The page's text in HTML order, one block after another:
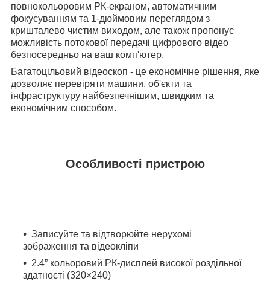
повнокольоровим РК-екраном, автоматичним
фокусуванням та 1-дюймовим переглядом з
кришталево чистим виходом, але також пропонує
можливість потокової передачі цифрового відео
безпосередньо на ваш комп'ютер.
Багатоцільовий відеоскоп - це економічне рішення, яке
дозволяє перевіряти машини, об'єкти та
інфраструктуру найбезпечнішим, швидким та
економічним способом.
Особливості пристрою
Записуйте та відтворюйте нерухомі
зображення та відеокліпи
2.4” кольоровий РК-дисплей високої роздільної
здатності (320×240)